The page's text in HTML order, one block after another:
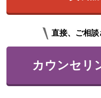
直接、ご相談
カウンセリ